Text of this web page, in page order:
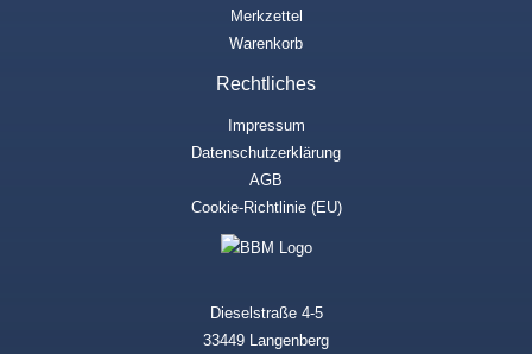
Merkzettel
Warenkorb
Rechtliches
Impressum
Datenschutzerklärung
AGB
Cookie-Richtlinie (EU)
Dieselstraße 4-5
33449 Langenberg